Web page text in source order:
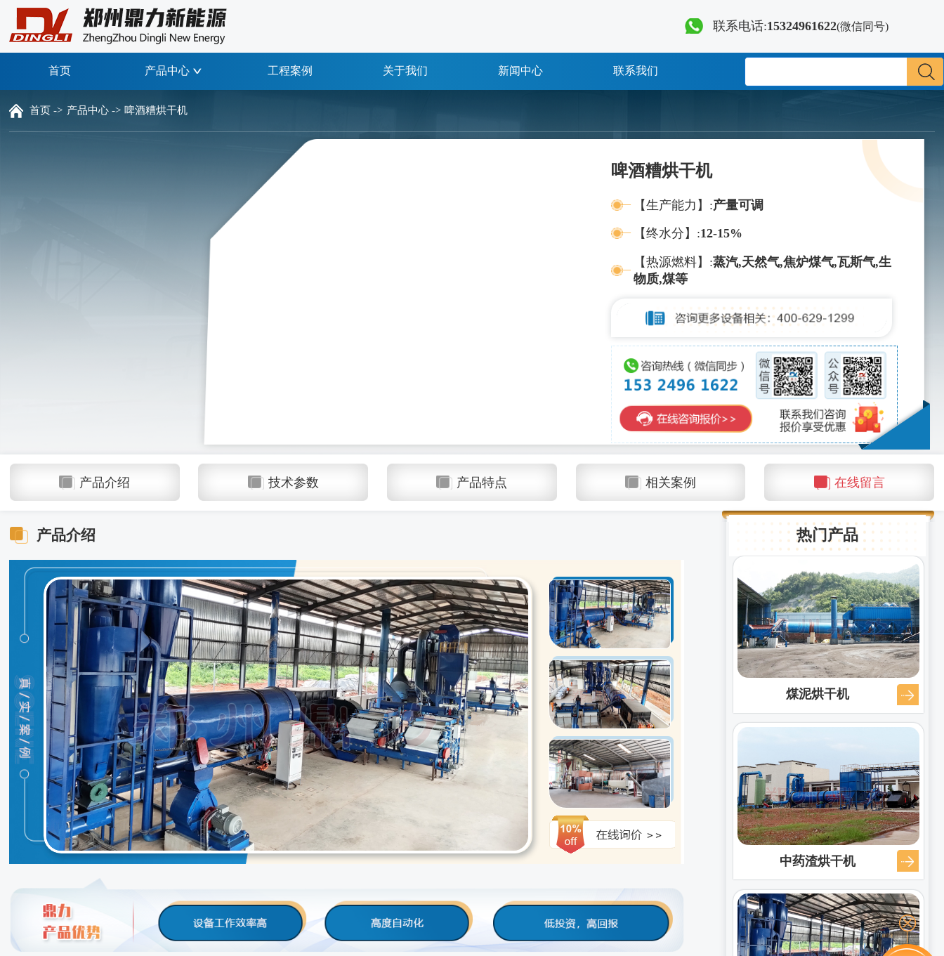
联系电话:15324961622(微信同号)
首页 产品中心 工程案例 关于我们 新闻中心 联系我们
首页 -> 产品中心 -> 啤酒糟烘干机
啤酒糟烘干机
【生产能力】:产量可调
【终水分】:12-15%
【热源燃料】:蒸汽,天然气,焦炉煤气,瓦斯气,生
物质,煤等
产品介绍 技术参数 产品特点 相关案例 在线留言
产品介绍 热门产品
煤泥烘干机
中药渣烘干机